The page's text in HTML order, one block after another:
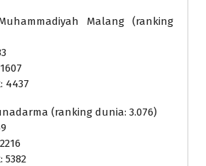
Malang (ranking
4437
(ranking dunia: 3.076)
5382